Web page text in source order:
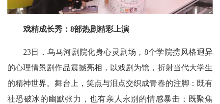
戏精成长秀：8部热剧精彩上演
23日，乌马河剧院化身心灵剧场，8个学院携风格迥异
的心理情景剧作品震撼亮相，以戏剧为镜，折射当代大学生
的精神世界。舞台上，笑点与泪点交织成青春的注脚：既有
社恐破冰的幽默张力，也有亲人永别的情感暴击；既聚焦